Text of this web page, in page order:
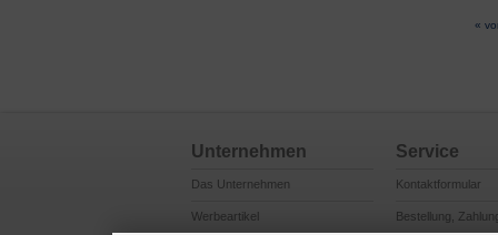
«
Unternehmen
Das Unternehmen
Werbeartikel
Service
Kontaktformular
Bestellung,